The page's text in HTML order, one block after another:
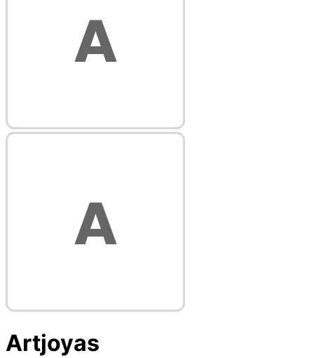
Artjoyas